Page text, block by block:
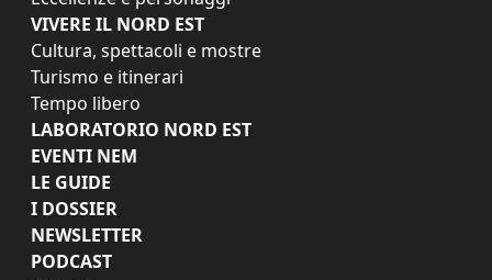
VIVERE IL NORD EST
Cultura, spettacoli e mostre
Turismo e itinerari
Tempo libero
LABORATORIO NORD EST
EVENTI NEM
LE GUIDE
I DOSSIER
NEWSLETTER
PODCAST